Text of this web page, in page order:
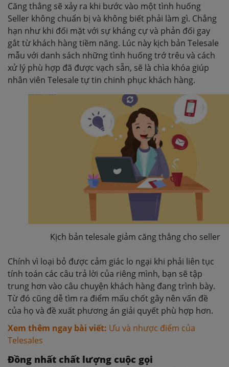
Căng thẳng sẽ xảy ra khi bước vào một tình huống
Seller không chuẩn bị và không biết phải làm gì. Chẳng
hạn như khi đối mặt với sự kháng cự và phản đối gay
gắt từ khách hàng tiềm năng. Lúc này kịch bản Telesale
mẫu với danh sách những tình huống trớ trêu và cách
xử lý phù hợp đã được vạch sẵn, sẽ là chìa khóa giúp
nhân viên Telesale tự tin chinh phục khách hàng.
Kịch bản telesale giảm căng thẳng cho seller
Chính vì loại bỏ được cảm giác lo ngại khi phải liên tục
tính toán các câu trả lời của riêng mình, bạn sẽ tập
trung hơn vào câu chuyện khách hàng đang trình bày.
Từ đó cũng dễ tìm ra điểm mấu chốt gây nên vấn đề
của họ và đề xuất phương án giải quyết phù hợp hơn.
Xem thêm ngay bài viết: Ưu và nhược điểm của
Telesales
Đồng nhất chất lượng cuộc gọi